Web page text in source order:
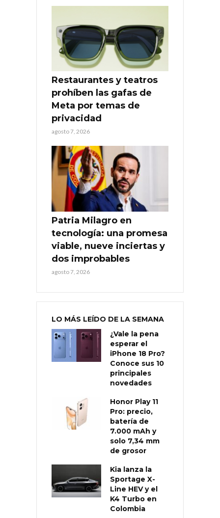
Restaurantes y teatros
prohíben las gafas de
Meta por temas de
privacidad
agosto 7, 2026
Patria Milagro en
tecnología: una promesa
viable, nueve inciertas y
dos improbables
agosto 7, 2026
LO MÁS LEÍDO DE LA SEMANA
¿Vale la pena
esperar el
iPhone 18 Pro?
Conoce sus 10
principales
novedades
Honor Play 11
Pro: precio,
batería de
7.000 mAh y
solo 7,34 mm
de grosor
Kia lanza la
Sportage X-
Line HEV y el
K4 Turbo en
Colombia